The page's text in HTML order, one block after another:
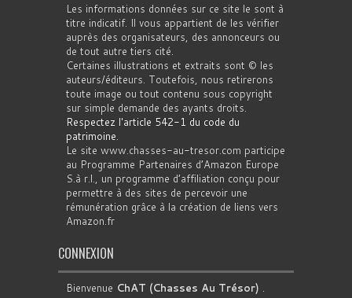
Les informations données sur ce site le sont à
titre indicatif. Il vous appartient de les vérifier
auprès des organisateurs, des annonceurs ou
de tout autre tiers cité.
Certaines illustrations et extraits sont © les
auteurs/éditeurs. Toutefois, nous retirerons
toute image ou tout contenu sous copyright
sur simple demande des ayants droits.
Respectez l'article 542-1 du code du
patrimoine.
Le site www.chasses-au-tresor.com participe
au Programme Partenaires d’Amazon Europe
S.à r.l., un programme d’affiliation conçu pour
permettre à des sites de percevoir une
rémunération grâce à la création de liens vers
Amazon.fr
CONNEXION
Bienvenue ChAT (Chasses Au Trésor) .